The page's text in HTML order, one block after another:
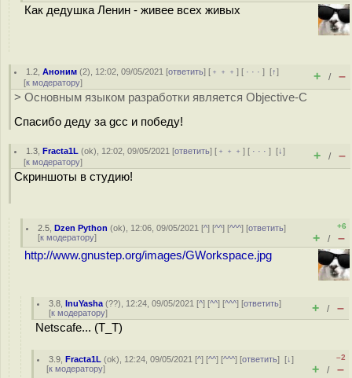
Как дедушка Ленин - живее всех живых
1.2 ,Аноним (2), 12:02, 09/05/2021 [ответить] [ ﹢﹢﹢] [ · · ·][↑]
[к модератору] + / –
> Основным языком разработки является Objective-C
Спасибо деду за gcc и победу!
1.3 ,Fracta1L (ok), 12:02, 09/05/2021 [ответить] [ ﹢﹢﹢] [ · · ·][↓]
[к модератору] + / –
Скриншоты в студию!
2.5 ,Dzen Python (ok), 12:06, 09/05/2021 [^] [^^] [^^^] [ответить]
[к модератору]
+6
+ / –
http://www.gnustep.org/images/GWorkspace.jpg
3.8 ,InuYasha (??), 12:24, 09/05/2021 [^] [^^] [^^^] [ответить]
[к модератору] + / –
Netscafe... (T_T)
3.9 ,Fracta1L (ok), 12:24, 09/05/2021 [^] [^^] [^^^] [ответить][↓]
[к модератору]
–2
+ / –